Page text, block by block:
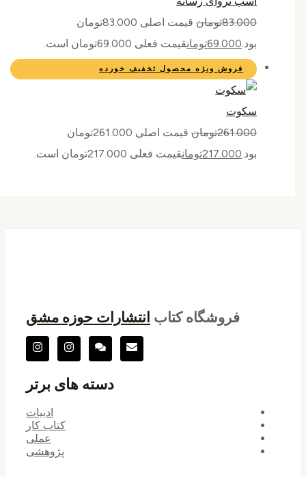
83.000تومان
قیمت اصلی 83.000تومان
69.000تومانقیمت فعلی 69.000تومان است.
فروش ویژه محصول تخفیف خورده
سکوت
261.000تومان
قیمت اصلی 261.000تومان
217.000تومانقیمت فعلی 217.000تومان است.
فروشگاه کتابانتشارات حوزه مشق
دسته های برتر
ادبیات
کتاب کار
عملی
پژوهشی